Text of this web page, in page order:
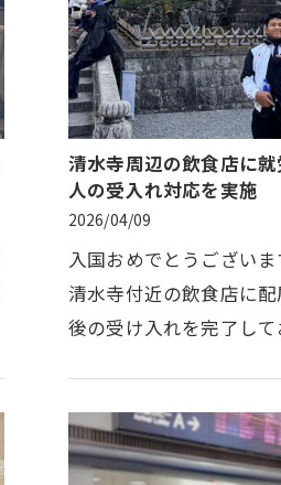
清水寺周辺の飲食店に
人の受入れ対応を実施
2026/04/09
入国おめでとうございま
清水寺付近の飲食店に
後の受け入れを完了し